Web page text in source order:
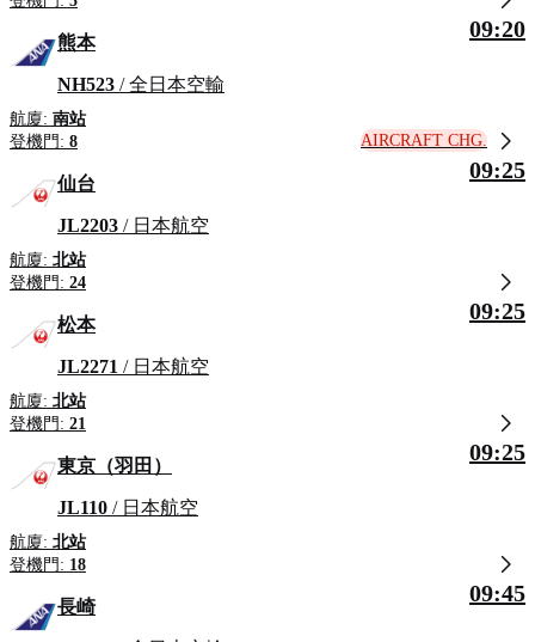
熊本
NH523 / 全日本空輸
航廈: 南站
登機門: 8
09:20
AIRCRAFT CHG.
仙台
JL2203 / 日本航空
航廈: 北站
登機門: 24
09:25
松本
JL2271 / 日本航空
航廈: 北站
登機門: 21
09:25
東京（羽田）
JL110 / 日本航空
航廈: 北站
登機門: 18
09:25
長崎
09:45